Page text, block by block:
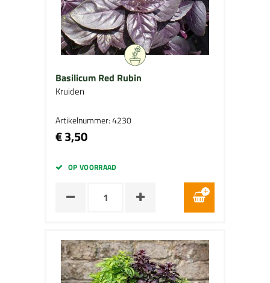
Basilicum Red Rubin
Kruiden
Artikelnummer: 4230
€ 3,50
OP VOORRAAD